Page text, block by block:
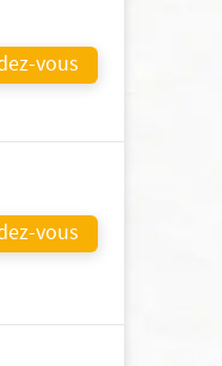
vous
vous